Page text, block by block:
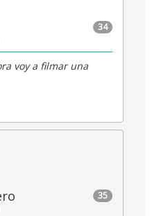
34
voy a filmar una
35